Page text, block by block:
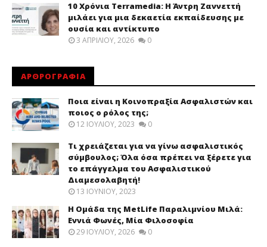
10 Χρόνια Terramedia: Η Άντρη Ζαννεττή
μιλάει για μια δεκαετία εκπαίδευσης με
ουσία και αντίκτυπο
3 ΑΠΡΙΛΊΟΥ, 2026 0
ΑΡΘΡΟΓΡΑΦΙΑ
Ποια είναι η Κοινοπραξία Ασφαλιστών και
ποιος ο ρόλος της;
12 ΙΟΥΛΊΟΥ, 2023 0
Τι χρειάζεται για να γίνω ασφαλιστικός
σύμβουλος; Όλα όσα πρέπει να ξέρετε για
το επάγγελμα του Ασφαλιστικού
Διαμεσολαβητή!
13 ΙΟΥΝΊΟΥ, 2023
Η Ομάδα της MetLife Παραλιμνίου Μιλά:
Εννιά Φωνές, Μία Φιλοσοφία
29 ΙΟΥΛΊΟΥ, 2026 0